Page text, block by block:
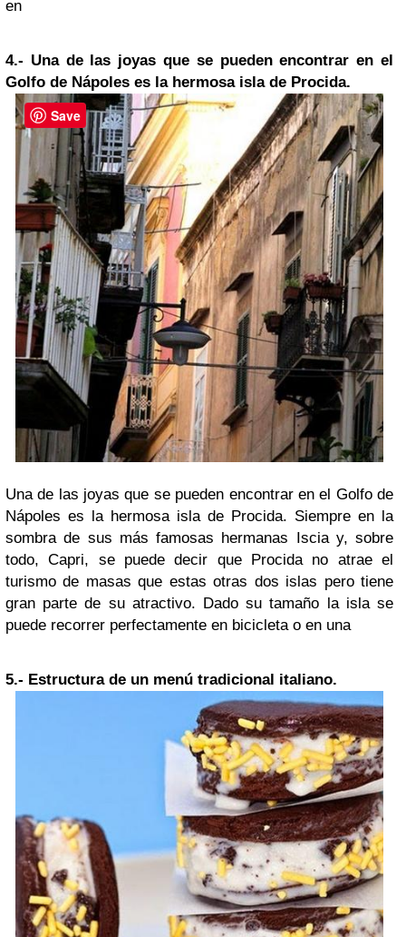
en
4.- Una de las joyas que se pueden encontrar en el
Golfo de Nápoles es la hermosa isla de Procida.
Una de las joyas que se pueden encontrar en el Golfo de
Nápoles es la hermosa isla de Procida. Siempre en la
sombra de sus más famosas hermanas Iscia y, sobre
todo, Capri, se puede decir que Procida no atrae el
turismo de masas que estas otras dos islas pero tiene
gran parte de su atractivo. Dado su tamaño la isla se
puede recorrer perfectamente en bicicleta o en una
5.- Estructura de un menú tradicional italiano.
Save